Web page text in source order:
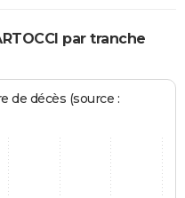
par tranche
de décès (source :